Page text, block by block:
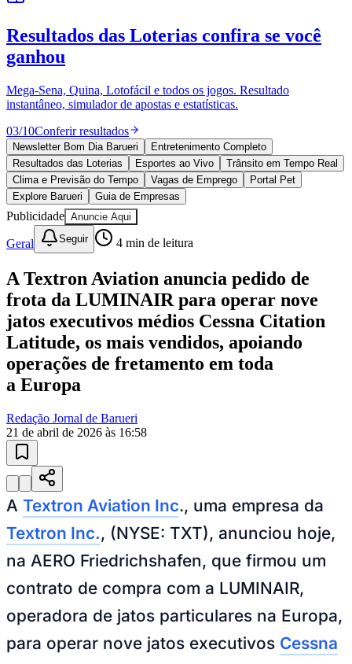
Ceará
Goiás
Resultados das Loterias confira se você
ganhou
Mega-Sena, Quina, Lotofácil e todos os jogos. Resultado
instantâneo, simulador de apostas e estatísticas.
03/10Conferir resultados
Newsletter Bom Dia Barueri
Entretenimento Completo
Resultados das Loterias
Esportes ao Vivo
Trânsito em Tempo Real
Clima e Previsão do Tempo
Vagas de Emprego
Portal Pet
Explore Barueri
Guia de Empresas
Publicidade Anuncie Aqui
Geral Seguir 4 min de leitura
A Textron Aviation anuncia pedido de
frota da LUMINAIR para operar nove
jatos executivos médios Cessna Citation
Latitude, os mais vendidos, apoiando
operações de fretamento em toda
a Europa
Redação Jornal de Barueri
21 de abril de 2026 às 16:58
A Textron Aviation Inc., uma empresa da
Textron Inc., (NYSE: TXT), anunciou hoje,
na AERO Friedrichshafen, que firmou um
contrato de compra com a LUMINAIR,
operadora de jatos particulares na Europa,
para operar nove jatos executivos Cessna